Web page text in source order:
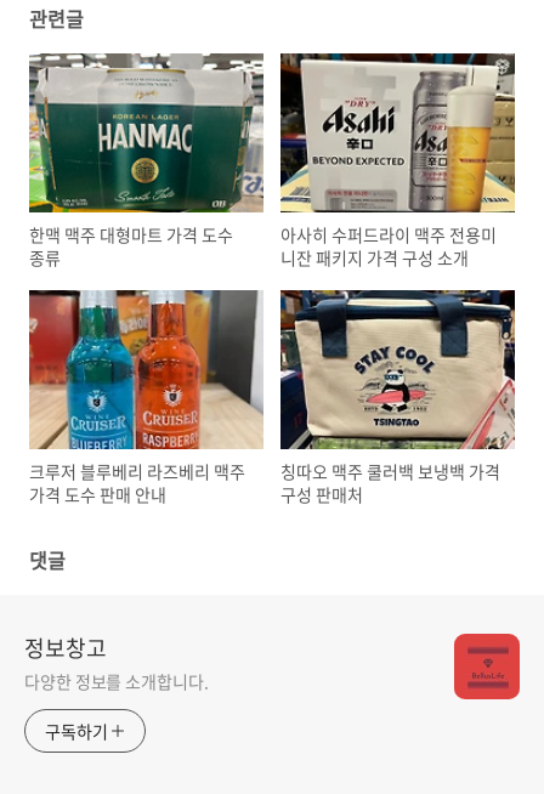
관련글
한맥 맥주 대형마트 가격 도수
종류
아사히 수퍼드라이 맥주 전용미
니잔 패키지 가격 구성 소개
크루저 블루베리 라즈베리 맥주
가격 도수 판매 안내
칭따오 맥주 쿨러백 보냉백 가격
구성 판매처
댓글
정보창고
다양한 정보를 소개합니다.
구독하기